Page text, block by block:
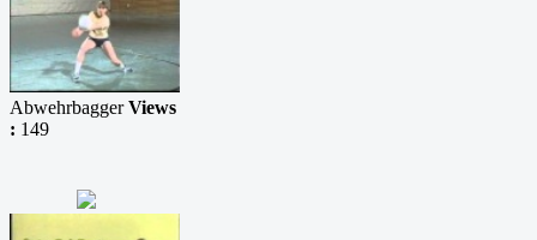
Abwehrbagger Views
: 149